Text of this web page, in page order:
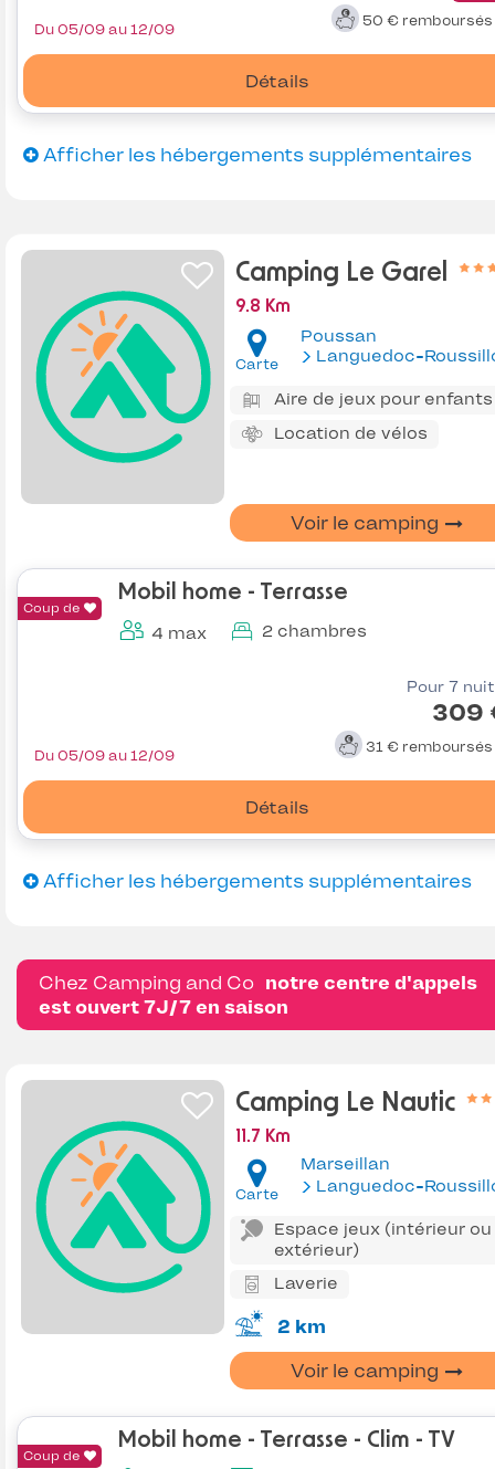
50 € remboursés
Détails
Du 05/09 au 12/09
Afficher les hébergements supplémentaires
Camping Le Garel
9.8 Km
Carte
Poussan
Languedoc-
Aire de jeux pour enfants
Location de vélos
Voir le camping
Coup de
Mobil home - Terrasse
4 max 2 chambres
Pour 7
309
31 € remboursés
Détails
Du 05/09 au 12/09
Afficher les hébergements supplémentaires
Chez Camping and Co notre centre d'appels
est ouvert 7J/7 en saison
Camping Le Nautic
11.7 Km
Carte
Marseillan
Languedoc-
Espace jeux (intérieur ou
extérieur)
Laverie
2 km
Voir le camping
Coup de
Mobil home - Terrasse - Clim - TV